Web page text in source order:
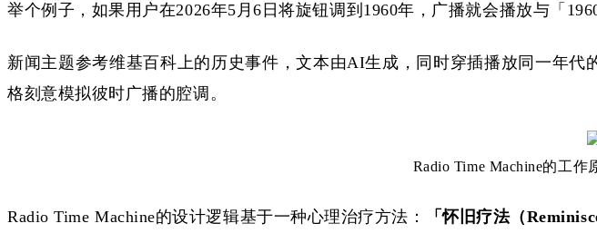
举个例子，如果用户在2026年5月6日将旋钮调到1960年，广播就会播放与「
新闻主题参考维基百科上的历史事件，文本由AI生成，同时穿插播放同一年代
格刻意模拟彼时广播的腔调。
Radio Time Machine的工作
Radio Time Machine的设计逻辑基于一种心理治疗方法： 「怀旧疗法（